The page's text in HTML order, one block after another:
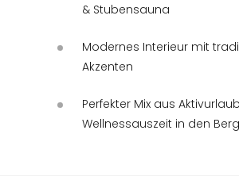
& Stubensauna
Modernes Interieur mit
Akzenten
Perfekter Mix aus
Wellnessauszeit in den